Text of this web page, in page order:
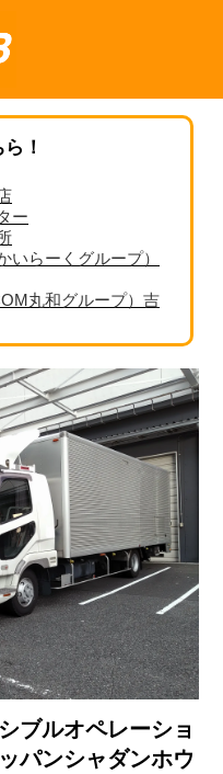
！
ー
いらーくグループ）
丸和グループ）吉
ブルオペレーショ
パンシャダンホウ